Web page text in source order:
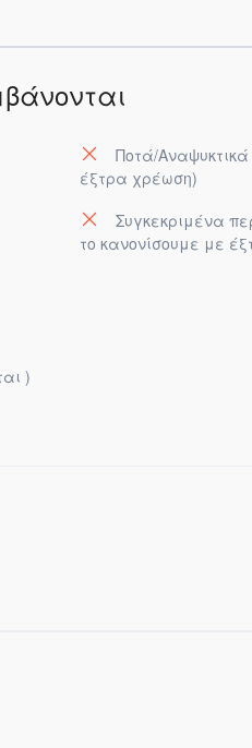
)
Ποτά/
έξτρα χρέωση)
Συγκεκριμένα
το κανονίσουμε με